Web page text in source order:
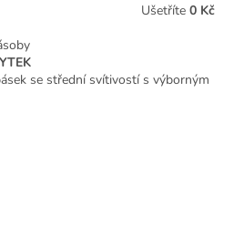
Ušetříte 0 Kč
se střední svítivostí s výborným